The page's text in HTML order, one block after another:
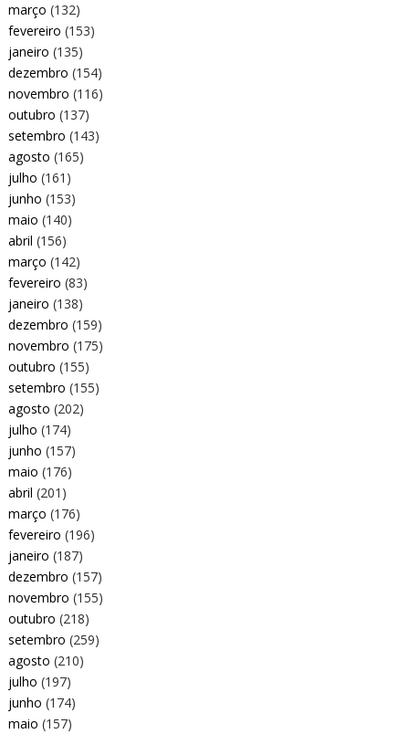
março (132)
fevereiro (153)
janeiro (135)
dezembro (154)
novembro (116)
outubro (137)
setembro (143)
agosto (165)
julho (161)
junho (153)
maio (140)
abril (156)
março (142)
fevereiro (83)
janeiro (138)
dezembro (159)
novembro (175)
outubro (155)
setembro (155)
agosto (202)
julho (174)
junho (157)
maio (176)
abril (201)
março (176)
fevereiro (196)
janeiro (187)
dezembro (157)
novembro (155)
outubro (218)
setembro (259)
agosto (210)
julho (197)
junho (174)
maio (157)